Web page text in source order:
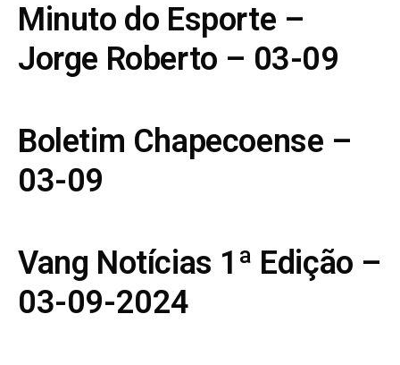
Minuto do Esporte –
Jorge Roberto – 03-09
Boletim Chapecoense –
03-09
Vang Notícias 1ª Edição –
03-09-2024